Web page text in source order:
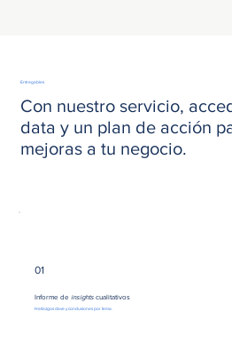
Entregables
Con nuestro servicio,
data y un plan de acción
mejoras a tu negocio.
01
Informe de insights cualitativos
Hallazgos clave y conclusiones por tema.